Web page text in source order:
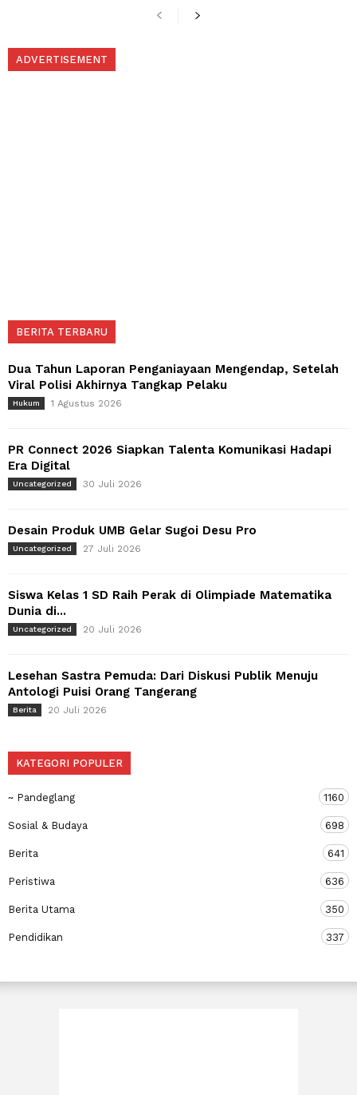
ADVERTISEMENT
BERITA TERBARU
Dua Tahun Laporan Penganiayaan Mengendap, Setelah
Viral Polisi Akhirnya Tangkap Pelaku
Hukum 1 Agustus 2026
PR Connect 2026 Siapkan Talenta Komunikasi Hadapi
Era Digital
Uncategorized 30 Juli 2026
Desain Produk UMB Gelar Sugoi Desu Pro
Uncategorized 27 Juli 2026
Siswa Kelas 1 SD Raih Perak di Olimpiade Matematika
Dunia di...
Uncategorized 20 Juli 2026
Lesehan Sastra Pemuda: Dari Diskusi Publik Menuju
Antologi Puisi Orang Tangerang
Berita 20 Juli 2026
KATEGORI POPULER
~ Pandeglang 1160
Sosial & Budaya 698
Berita 641
Peristiwa 636
Berita Utama 350
Pendidikan 337